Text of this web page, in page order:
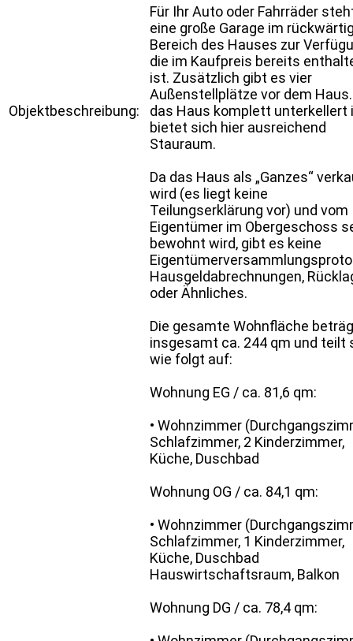
Objektbeschreibung:
Für Ihr Auto oder Fahrräder
eine große Garage im
Bereich des Hauses zur
die im Kaufpreis bereits
ist. Zusätzlich gibt es vier
Außenstellplätze vor dem Haus.
das Haus komplett unterkellert
bietet sich hier ausreichend
Stauraum.
Da das Haus als „Ganzes“
wird (es liegt keine
Teilungserklärung vor) und vom
Eigentümer im Obergeschoss
bewohnt wird, gibt es keine
Hausgeldabrechnungen,
oder Ähnliches.
Die gesamte Wohnfläche
insgesamt ca. 244 qm und teilt
wie folgt auf:
Wohnung EG / ca. 81,6 qm:
• Wohnzimmer
Schlafzimmer, 2 Kinderzimmer,
Küche, Duschbad
Wohnung OG / ca. 84,1 qm:
• Wohnzimmer
Schlafzimmer, 1 Kinderzimmer,
Küche, Duschbad
Hauswirtschaftsraum, Balkon
Wohnung DG / ca. 78,4 qm: